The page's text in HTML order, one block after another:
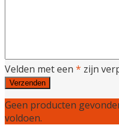
Velden met een * zijn
Geen producten
voldoen.